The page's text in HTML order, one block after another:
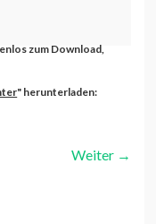
zum Download,
" herunterladen:
Weiter →